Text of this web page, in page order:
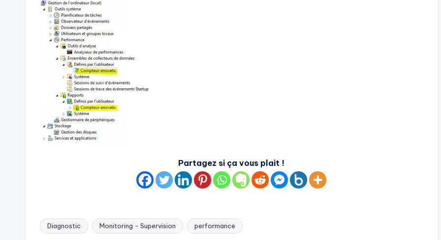
Partagez si ça vous plait !
Tags:
Diagnostic Monitoring - Supervision performance